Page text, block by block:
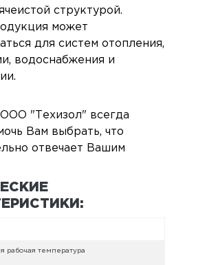
структурой.
может
для систем отопления,
водоснабжения и
"Техизол" всегда
Вам выбрать, что
отвечает Вашим
рабочая температура